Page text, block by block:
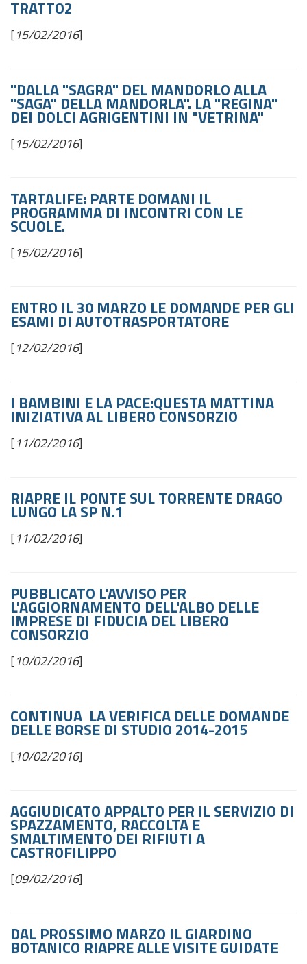
TRATTO2
[15/02/2016]
"DALLA "SAGRA" DEL MANDORLO ALLA
"SAGA" DELLA MANDORLA". LA "REGINA"
DEI DOLCI AGRIGENTINI IN "VETRINA"
[15/02/2016]
TARTALIFE: PARTE DOMANI IL
PROGRAMMA DI INCONTRI CON LE
SCUOLE.
[15/02/2016]
ENTRO IL 30 MARZO LE DOMANDE PER GLI
ESAMI DI AUTOTRASPORTATORE
[12/02/2016]
I BAMBINI E LA PACE:QUESTA MATTINA
INIZIATIVA AL LIBERO CONSORZIO
[11/02/2016]
RIAPRE IL PONTE SUL TORRENTE DRAGO
LUNGO LA SP N.1
[11/02/2016]
PUBBLICATO L'AVVISO PER
L'AGGIORNAMENTO DELL'ALBO DELLE
IMPRESE DI FIDUCIA DEL LIBERO
CONSORZIO
[10/02/2016]
CONTINUA LA VERIFICA DELLE DOMANDE
DELLE BORSE DI STUDIO 2014-2015
[10/02/2016]
AGGIUDICATO APPALTO PER IL SERVIZIO DI
SPAZZAMENTO, RACCOLTA E
SMALTIMENTO DEI RIFIUTI A
CASTROFILIPPO
[09/02/2016]
DAL PROSSIMO MARZO IL GIARDINO
BOTANICO RIAPRE ALLE VISITE GUIDATE